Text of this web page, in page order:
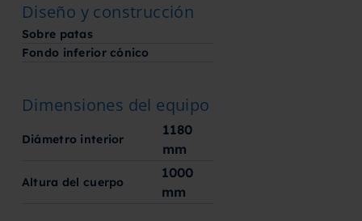
Diseño y construcción
Sobre patas
Fondo inferior cónico
Dimensiones del equipo
Diámetro interior
1180
mm
Altura del cuerpo
1000
mm